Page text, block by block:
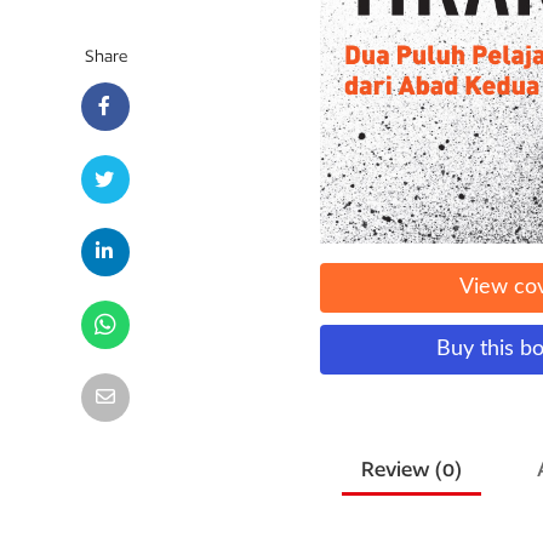
Share
View
Buy this
Review (0)